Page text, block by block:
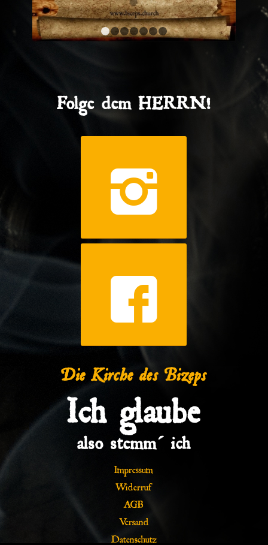
2 3 4 5 6 7
Folge dem HERRN!
Die Kirche des Bizeps
Ich glaube
also stemm´ ich
Impressum
Widerruf
AGB
Versand
Datenschutz